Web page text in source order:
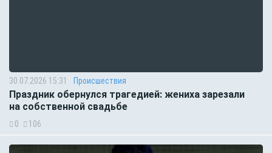
30.07.2026 15:31 Происшествия
Праздник обернулся трагедией: жениха зарезали
на собственной свадьбе
0 106